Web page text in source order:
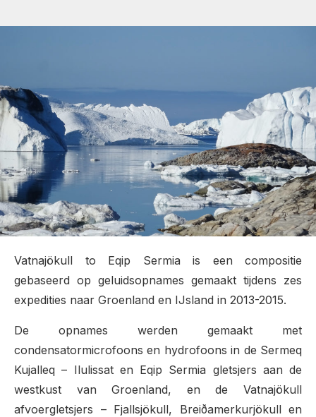
Vatnajökull to Eqip Sermia is een compositie
gebaseerd op geluidsopnames gemaakt tijdens zes
expedities naar Groenland en IJsland in 2013-2015.
De opnames werden gemaakt met
condensatormicrofoons en hydrofoons in de Sermeq
Kujalleq – Ilulissat en Eqip Sermia gletsjers aan de
westkust van Groenland, en de Vatnajökull
afvoergletsjers – Fjallsjökull, Breiðamerkurjökull en